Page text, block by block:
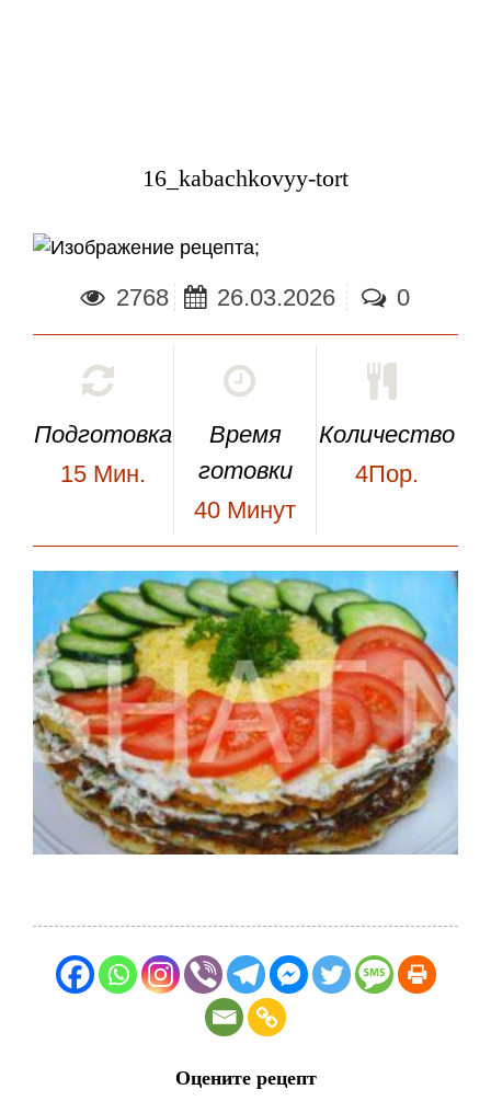
16_kabachkovyy-tort
;
2768 26.03.2026 0
Подготовка
15 Мин.
Время
готовки
40 Минут
Количество
4Пор.
Оцените рецепт